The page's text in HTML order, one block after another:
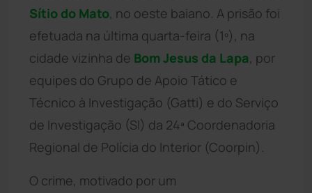
Sítio do Mato, no oeste baiano. A prisão foi
efetuada na última quarta-feira (1º), na
cidade vizinha de Bom Jesus da Lapa, por
equipes do Grupo de Apoio Tático e
Técnico à Investigação (Gatti) e do Serviço
de Investigação (SI) da 24ª Coordenadoria
Regional de Polícia do Interior (Coorpin).
O crime, motivado por um